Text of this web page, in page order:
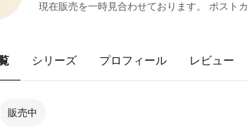
現在販売を一時見合わせております。 ポスト
シリーズ プロフィール レビュー
販売中